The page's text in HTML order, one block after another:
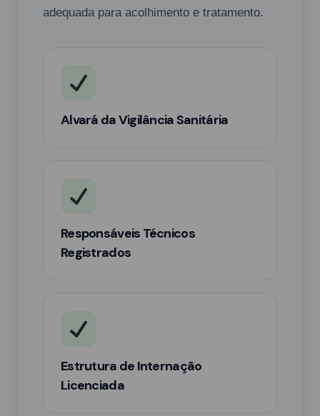
adequada para acolhimento e tratamento.
Alvará da Vigilância Sanitária
Responsáveis Técnicos
Registrados
Estrutura de Internação
Licenciada